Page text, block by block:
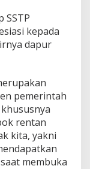
SSTP
kepada
dapur
pemerintah
rentan
kita, yakni
membuka